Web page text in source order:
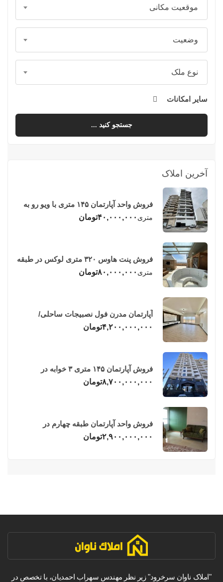
موقعیت مکانی
وضعیت
نوع ملک
سایر امکانات
جستجو کنید ...
آخرین املاک
فروش واحد آپارتمان ۱۴۵ متری با ویو رو به
دریا در فریدونکنار
متری ۴۰,۰۰۰,۰۰۰تومان
فروش پنت هاوس ۳۲۰ متری لوکس در طبقه
چهاردهم فریدونکنار
متری ۸۰,۰۰۰,۰۰۰تومان
آپارتمان مدرن فول نصبیجات ساحلی/
فریدونکنار
۴,۲۰۰,۰۰۰,۰۰۰تومان
فروش آپارتمان ۱۴۵ متری ۳ خوابه در
فریدونکنار
۸,۷۰۰,۰۰۰,۰۰۰تومان
فروش واحد آپارتمان طبقه چهارم در
فریدونکنار
۲,۹۰۰,۰۰۰,۰۰۰تومان
"املاک ناوان سرخرود" زیر نظر مهندس سهراب احمدیان، با تخصص در